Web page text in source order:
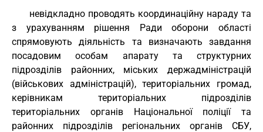
невідкладно проводять координаційну нараду та
з урахуванням рішення Ради оборони області
спрямовують діяльність та визначають завдання
посадовим особам апарату та структурних
підрозділів районних, міських держадміністрацій
(військових адміністрацій), територіальних громад,
керівникам територіальних підрозділів
територіальних органів Національної поліції та
районних підрозділів регіональних органів СБУ,